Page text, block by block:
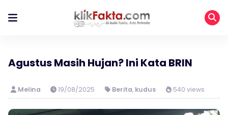
Agustus Masih Hujan? Ini Kata BRIN
Melina 19/08/2025 Berita, kudus 540 views